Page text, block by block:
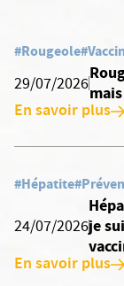
#Rougeole
29/07/2026
En savoir plus
#Hépatite
24/07/2026je
En savoir plus